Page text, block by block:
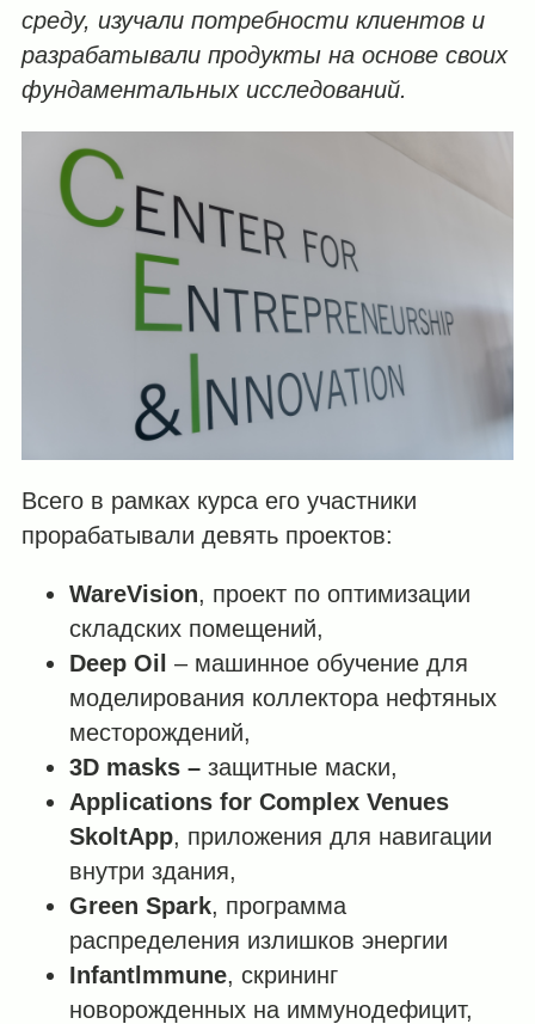
среду, изучали потребности клиентов и
разрабатывали продукты на основе своих
фундаментальных исследований.
Всего в рамках курса его участники
прорабатывали девять проектов:
WareVision, проект по оптимизации
складских помещений,
DeepOil – машинное обучение для
моделирования коллектора нефтяных
месторождений,
3Dmasks– защитные маски,
ApplicationsforComplexVenues
SkoltApp, приложения для навигации
внутри здания,
Green Spark, программа
распределения излишков энергии
Infantlmmune, скрининг
новорожденных на иммунодефицит,